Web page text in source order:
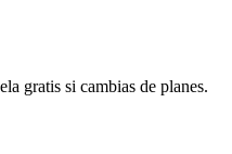
gratis si cambias de planes.